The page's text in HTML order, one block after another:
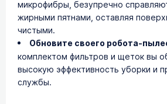
микрофибры, безупречно
жирными пятнами, оставляя
чистыми.
Обновите своего робота-
комплектом фильтров и щеток вы
высокую эффективность уборки и
службы.